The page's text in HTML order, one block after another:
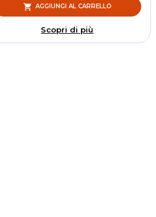
AGGIUNGI AL CARRELLO
Scopri di più